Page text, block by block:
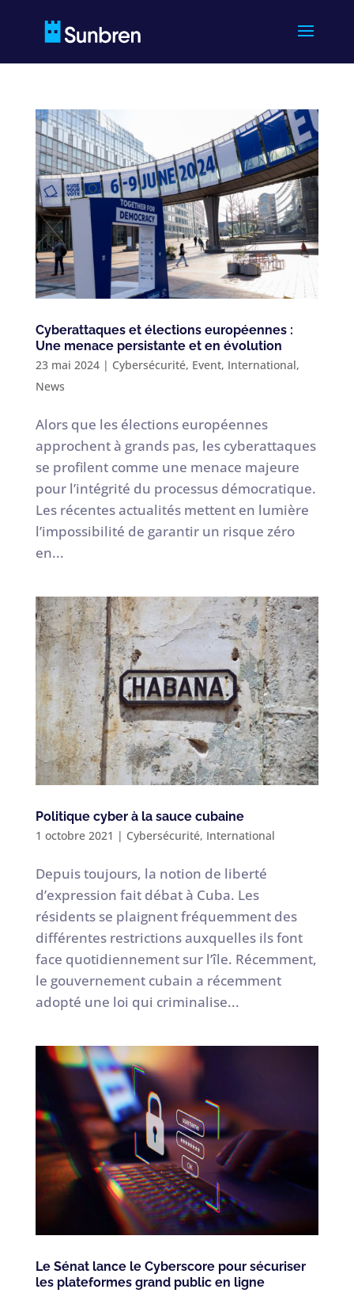
Cyberattaques et élections européennes :
Une menace persistante et en évolution
23 mai 2024| Cybersécurité, Event, International,
News
Alors que les élections européennes
approchent à grands pas, les cyberattaques
se profilent comme une menace majeure
pour l’intégrité du processus démocratique.
Les récentes actualités mettent en lumière
l’impossibilité de garantir un risque zéro
en...
Politique cyber à la sauce cubaine
1 octobre 2021 | Cybersécurité, International
Depuis toujours, la notion de liberté
d’expression fait débat à Cuba. Les
résidents se plaignent fréquemment des
différentes restrictions auxquelles ils font
face quotidiennement sur l’île. Récemment,
le gouvernement cubain a récemment
adopté une loi qui criminalise...
Le Sénat lance le Cyberscore pour sécuriser
les plateformes grand public en ligne